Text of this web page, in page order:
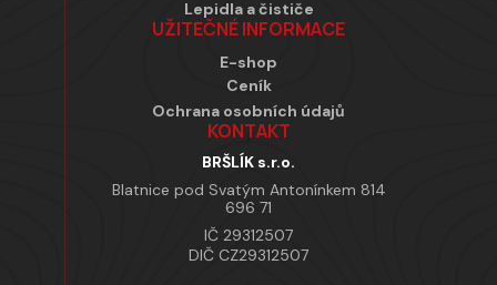
Lepidla a čističe
UŽITEČNÉ INFORMACE
E-shop
Ceník
Ochrana osobních údajů
KONTAKT
BRŠLÍK s.r.o.
Blatnice pod Svatým Antonínkem 814
696 71
IČ 29312507
DIČ CZ29312507